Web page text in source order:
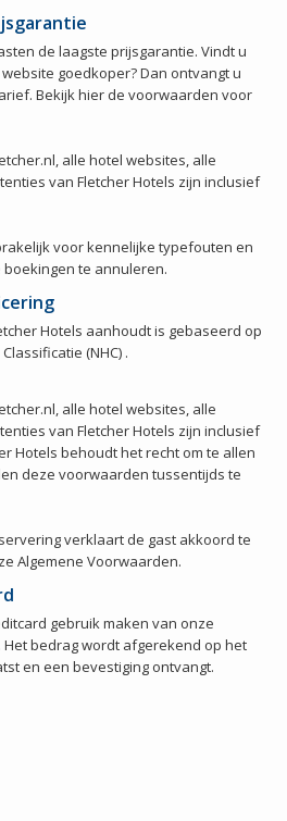
de laagste prijsgarantie. Vindt u
goedkoper? Dan ontvangt u
Bekijk hier de voorwaarden voor
alle hotel websites, alle
van Fletcher Hotels zijn inclusief
voor kennelijke typefouten en
te annuleren.
Hotels aanhoudt is gebaseerd op
(NHC) .
alle hotel websites, alle
van Fletcher Hotels zijn inclusief
Hotels behoudt het recht om te allen
deze voorwaarden tussentijds te
verklaart de gast akkoord te
Algemene Voorwaarden.
gebruik maken van onze
bedrag wordt afgerekend op het
en een bevestiging ontvangt.